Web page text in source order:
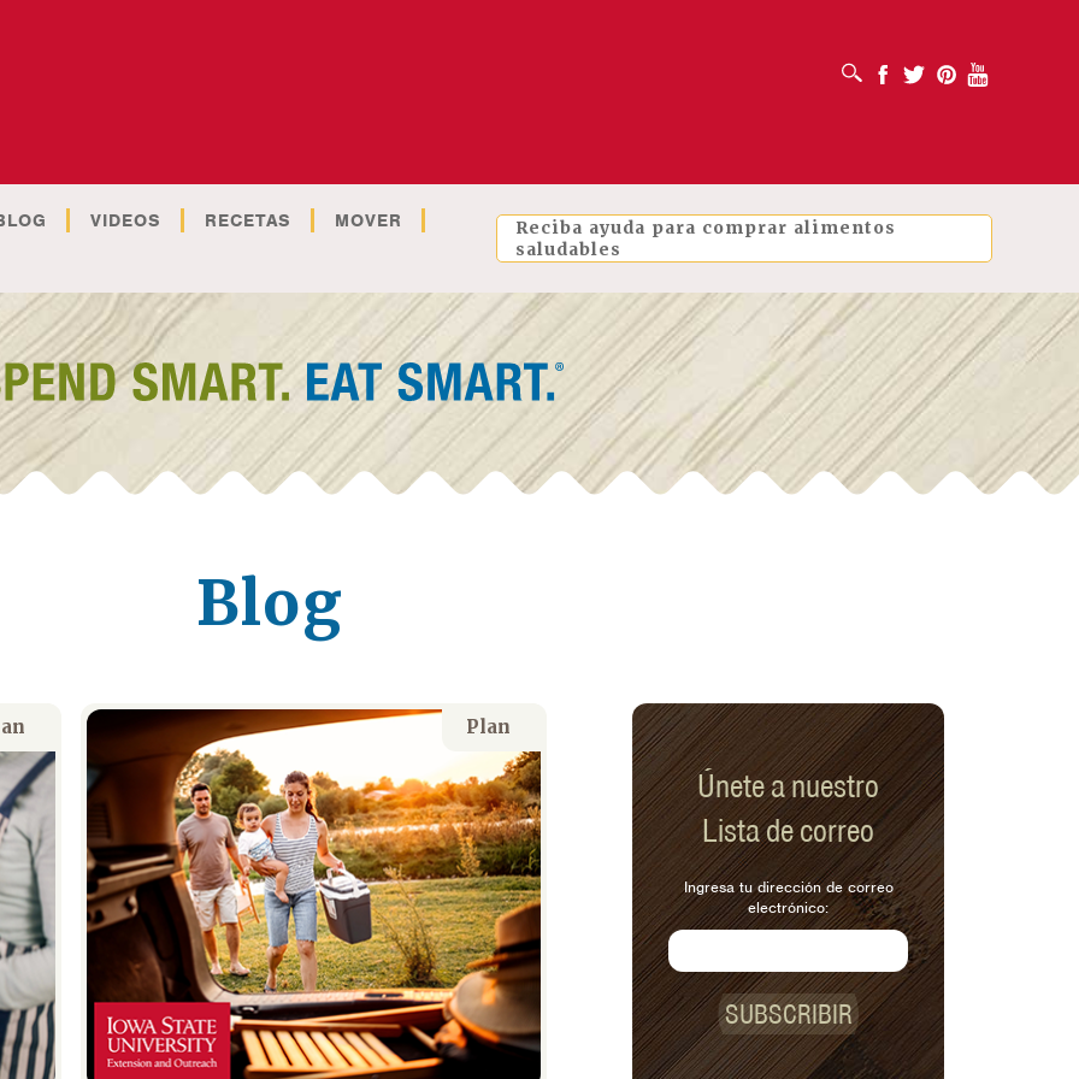
ABRIR CUADRO DE BÚSQUEDA
Facebook
Twitter PinterestYoutube
VIDEOS RECETAS MOVER
Reciba ayuda para comprar alimentos
saludables
Blog
Plan
Únete a nuestro
Lista de correo
Ingresa tu dirección de correo
electrónico:
SUBSCRIBIR